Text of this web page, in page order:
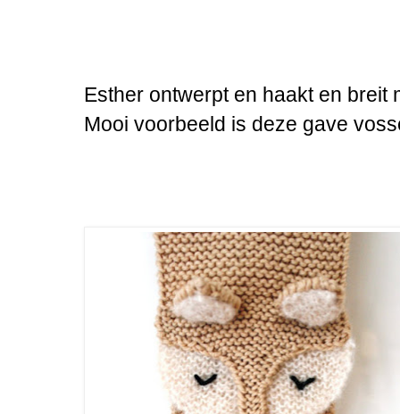
Esther ontwerpt en haakt en breit
Mooi voorbeeld is deze gave